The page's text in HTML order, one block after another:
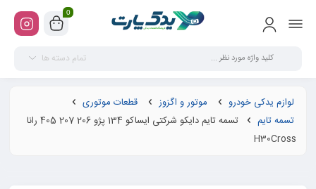
0
تمام دسته ها
لوازم یدکی خودرو موتور و اگزوز
قطعات موتوری
تسمه تایم
تسمه تایم دایکو شرکتی ایساکو 134 پژو 206 207 405 رانا
H30Cross